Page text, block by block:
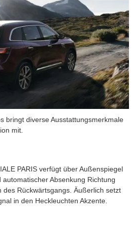
bringt diverse Ausstattungsmerkmale
mit.
PARIS verfügt über Außenspiegel
Absenkung Richtung
des Rückwärtsgangs. Äußerlich setzt
in den Heckleuchten Akzente.